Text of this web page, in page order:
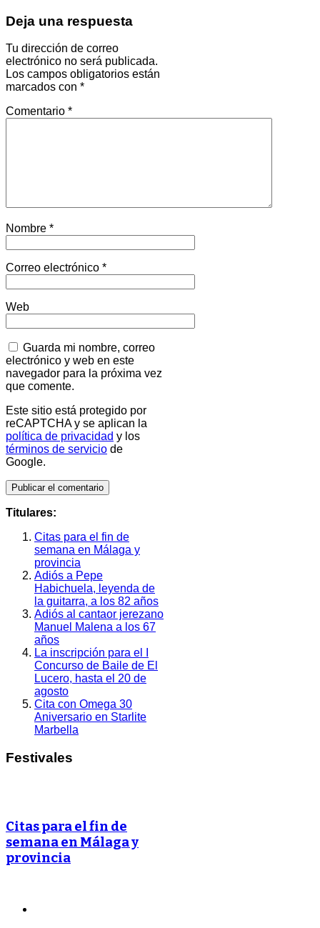
Deja una respuesta
Tu dirección de correo
electrónico no será publicada.
Los campos obligatorios están
marcados con *
Comentario *
Nombre *
Correo electrónico *
Web
Guarda mi nombre, correo
electrónico y web en este
navegador para la próxima vez
que comente.
Este sitio está protegido por
reCAPTCHA y se aplican la
política de privacidad y los
términos de servicio de
Google.
Titulares:
Citas para el fin de
semana en Málaga y
provincia
Adiós a Pepe
Habichuela, leyenda de
la guitarra, a los 82 años
Adiós al cantaor jerezano
Manuel Malena a los 67
años
La inscripción para el I
Concurso de Baile de El
Lucero, hasta el 20 de
agosto
Cita con Omega 30
Aniversario en Starlite
Marbella
Festivales
Citas para el fin de
semana en Málaga y
provincia